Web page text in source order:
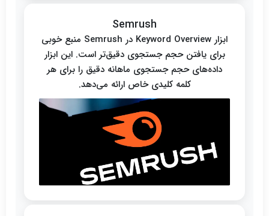
Semrush
ابزار Keyword Overview در Semrush منبع خوبی
برای یافتن حجم جستجوی دقیق‌تر است. این ابزار
داده‌های حجم جستجوی ماهانه دقیق را برای هر
کلمه کلیدی خاص ارائه می‌دهد.